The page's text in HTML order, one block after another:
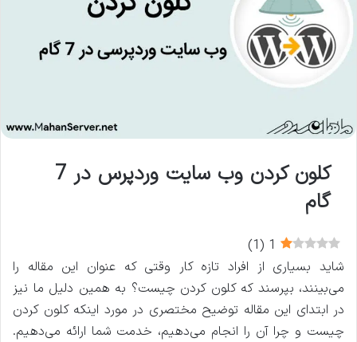
کلون کردن وب سایت وردپرس در 7
گام
1
(
1
)
شاید بسیاری از افراد تازه کار وقتی که عنوان این مقاله را
می‌بینند، بپرسند که کلون کردن چیست؟ به همین دلیل ما نیز
در ابتدای این مقاله توضیح مختصری در مورد اینکه کلون کردن
چیست و چرا آن را انجام می‌دهیم، خدمت شما ارائه می‌دهیم.